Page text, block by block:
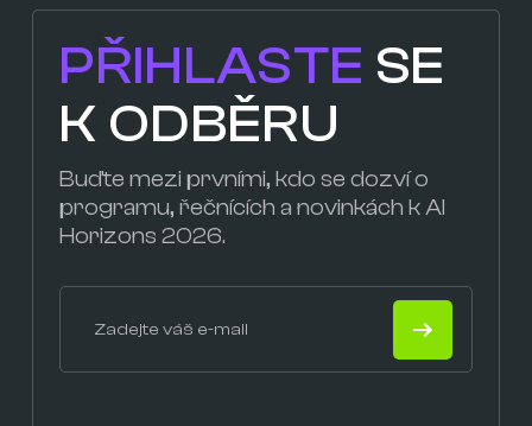
PŘIHLASTE SE
K ODBĚRU
Buďte mezi prvními, kdo se dozví o
programu, řečnících a novinkách k AI
Horizons 2026.